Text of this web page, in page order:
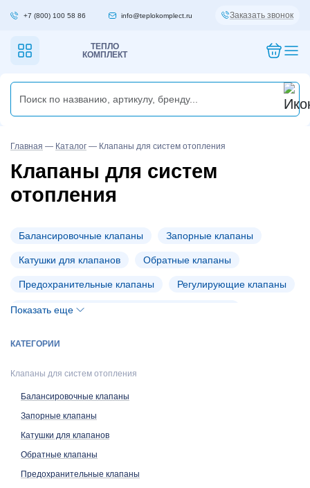
+7 (800) 100 58 86 info@teplokomplect.ru Заказать звонок
ТЕПЛО
КОМПЛЕКТ
Главная — Каталог — Клапаны для систем отопления
Клапаны для систем
отопления
Балансировочные клапаны Запорные клапаны
Катушки для клапанов Обратные клапаны
Предохранительные клапаны Регулирующие клапаны
Регуляторы температуры, давления и расхода
Клапаны Dendor
Показать еще
КАТЕГОРИИ
Клапаны для систем отопления
Балансировочные клапаны
Запорные клапаны
Катушки для клапанов
Обратные клапаны
Предохранительные клапаны